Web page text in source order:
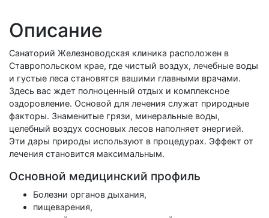
Описание
Санаторий Железноводская клиника расположен в
Ставропольском крае, где чистый воздух, лечебные воды
и густые леса становятся вашими главными врачами.
Здесь вас ждет полноценный отдых и комплексное
оздоровление. Основой для лечения служат природные
факторы. Знаменитые грязи, минеральные воды,
целебный воздух сосновых лесов наполняет энергией.
Эти дары природы используют в процедурах. Эффект от
лечения становится максимальным.
Основной медицинский профиль
Болезни органов дыхания,
пищеварения,